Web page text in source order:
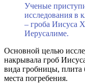
Ученые
исследования в
– гроба Иисуса
Иерусалиме.
Основной целью
накрывала гроб
вида гробницы, плита
места погребения.